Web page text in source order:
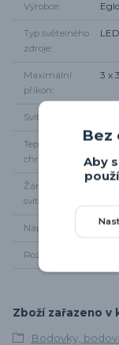
Výrobce Eglo
Typ světelného
zdroje
Maximální
příkon
3 x
Svítivost
Teplota
chromatičnosti
Žárovka součástí
svítidla
Napájení 220
Rozměr svítidla
Zboží zařazeno v
Bodovky,
Bez
Aby